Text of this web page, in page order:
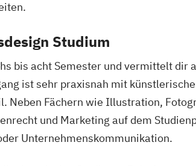
Studium
bis acht Semester und vermittelt
ist sehr praxisnah mit
Neben Fächern wie Illustration,
und Marketing auf dem
Unternehmenskommunikation.